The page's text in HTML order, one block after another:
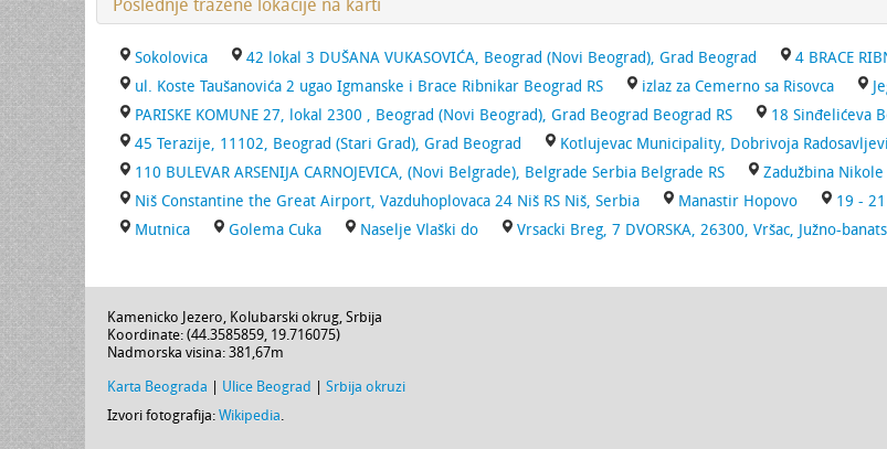
Poslednje tražene lokacije na karti
Sokolovica 42 lokal 3 DUŠANA VUKASOVIĆA, Beograd (Novi Beograd), Grad Beograd
4 BRACE
ul. Koste Taušanovića 2 ugao Igmanske i Brace Ribnikar Beograd RS
izlaz za Cemerno sa Risovca
PARISKE KOMUNE 27, lokal 2300 , Beograd (Novi Beograd), Grad Beograd Beograd RS
18 Sinđelićeva
45 Terazije, 11102, Beograd (Stari Grad), Grad Beograd
Kotlujevac Municipality, Dobrivoja
110 BULEVAR ARSENIJA CARNOJEVICA, (Novi Belgrade), Belgrade Serbia Belgrade RS
Zadužbina Nikole
Niš Constantine the Great Airport, Vazduhoplovaca 24 Niš RS Niš, Serbia
Manastir Hopovo
19 -
Mutnica
Golema Cuka Naselje Vlaški do Vrsacki Breg, 7 DVORSKA, 26300, Vršac, Južno-
Kamenicko Jezero, Kolubarski okrug, Srbija
Koordinate: (44.3585859, 19.716075)
Nadmorska visina: 381,67m
Karta Beograda Ulice Beograd
Srbija okruzi
Izvori fotografija: Wikipedia.